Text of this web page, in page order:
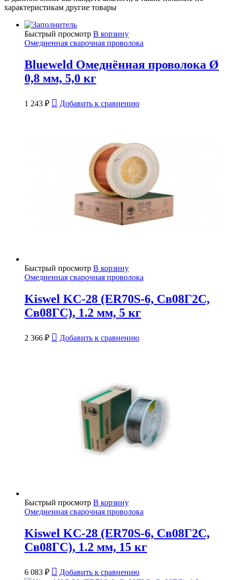
характеристикам другие товары
Быстрый просмотр В корзину
Омедненная сварочная проволока
Blueweld Омеднённая проволока Ø
0,8 мм, 5,0 кг
1 243 ₽ Добавить к сравнению
Быстрый просмотр В корзину
Омедненная сварочная проволока
Kiswel KC-28 (ER70S-6, Св08Г2С,
Св08ГС), 1.2 мм, 5 кг
2 366 ₽ Добавить к сравнению
Быстрый просмотр В корзину
Омедненная сварочная проволока
Kiswel KC-28 (ER70S-6, Св08Г2С,
Св08ГС), 1.2 мм, 15 кг
6 083 ₽ Добавить к сравнению